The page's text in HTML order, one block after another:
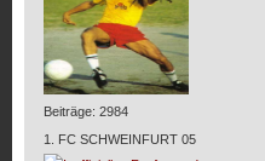
Beiträge: 2984
1. FC SCHWEINFURT 05